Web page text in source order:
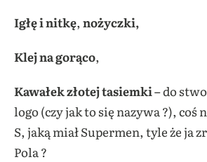
Igłę i nitkę,nożyczki,
Klej na gorąco,
Kawałek złotej tasiemki –do
logo (czy jak to się nazywa ?), coś
S, jaką miał Supermen, tyle że ja
Pola ?